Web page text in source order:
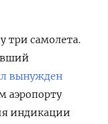
три самолета.
вынужден
аэропорту
индикации